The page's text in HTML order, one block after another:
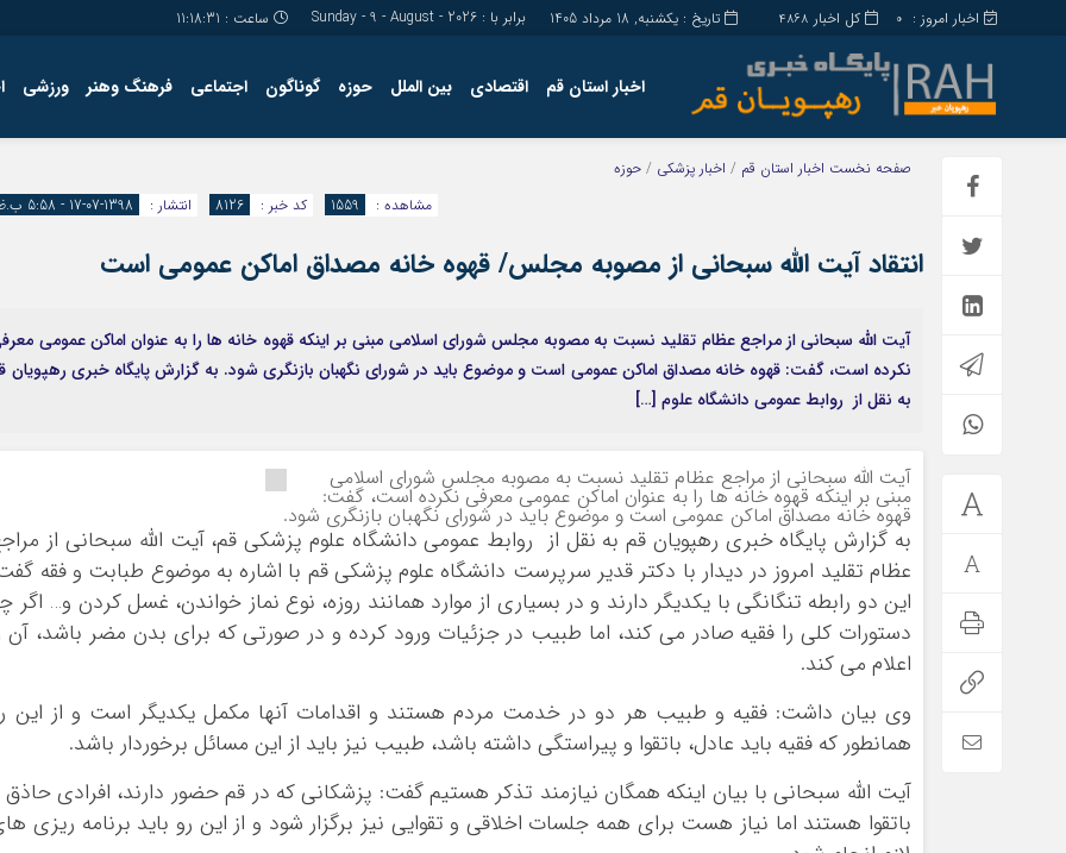
کل اخبار 4868 اخبار امروز : 0 تاریخ : یکشنبه, 18 مرداد 1405 برابر با : Sunday - 9 - August - 2026 ساعت : 11:18:32
اخبار استان قم اقتصادی بین الملل حوزه گوناگون اجتماعی فرهنگ وهنر ورزشی
صفحه نخست اخبار استان قم / اخبار پزشکی / حوزه
انتشار :
1398-07-17 - 5:58 ب.ظ کد خبر : 8126 مشاهده : 1559
انتقاد آیت الله سبحانی از مصوبه مجلس/ قهوه خانه مصداق اماکن عمومی است
​آیت الله سبحانی از مراجع عظام تقلید نسبت به مصوبه مجلس شورای اسلامی مبنی بر اینکه قهوه خانه ها را به عنوان اماکن عمومی
نکرده است، گفت: قهوه خانه مصداق اماکن عمومی است و موضوع باید در شورای نگهبان بازنگری شود. به گزارش پایگاه خبری رهپویان
به نقل از روابط عمومی دانشگاه علوم […]
آیت الله سبحانی از مراجع عظام تقلید نسبت به مصوبه مجلس شورای اسلامی
مبنی بر اینکه قهوه خانه ها را به عنوان اماکن عمومی معرفی نکرده است، گفت:
قهوه خانه مصداق اماکن عمومی است و موضوع باید در شورای نگهبان بازنگری شود.
به گزارش پایگاه خبری رهپویان قم به نقل از روابط عمومی دانشگاه علوم پزشکی قم، آیت الله سبحانی از
عظام تقلید امروز در دیدار با دکتر قدیر سرپرست دانشگاه علوم پزشکی قم با اشاره به موضوع طبابت و فقه
این دو رابطه تنگانگی با یکدیگر دارند و در بسیاری از موارد همانند روزه، نوع نماز خواندن، غسل کردن و… اگر
دستورات کلی را فقیه صادر می کند، اما طبیب در جزئیات ورود کرده و در صورتی که برای بدن مضر باشد، آن
اعلام می کند.
وی بیان داشت: فقیه و طبیب هر دو در خدمت مردم هستند و اقدامات آنها مکمل یکدیگر است و از این
همانطور که فقیه باید عادل، باتقوا و پیراستگی داشته باشد، طبیب نیز باید از این مسائل برخوردار باشد.
آیت الله سبحانی با بیان اینکه همگان نیازمند تذکر هستیم گفت: پزشکانی که در قم حضور دارند، افرادی
باتقوا هستند اما نیاز هست برای همه جلسات اخلاقی و تقوایی نیز برگزار شود و از این رو باید برنامه ریزی